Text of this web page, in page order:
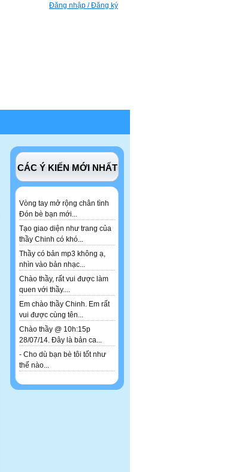
Đăng nhập / Đăng ký
CÁC Ý KIẾN MỚI NHẤT
Vòng tay mở rộng chân tình
Đón bè bạn mới...
Tạo giao diện như trang của
thầy Chinh có khó...
Thầy có bản mp3 không ạ,
nhìn vào bản nhạc...
Chào thầy, rất vui được làm
quen với thầy....
Em chào thầy Chinh. Em rất
vui được cùng tên...
Chào thầy @ 10h:15p
28/07/14. Đây là bản ca...
- Cho dù bạn bè tôi tốt như
thế nào...